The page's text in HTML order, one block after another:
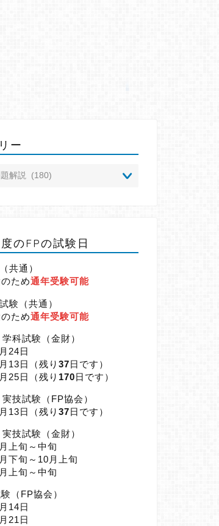
ー
のFPの試験日
共通）
ため通年受験可能
験（共通）
ため通年受験可能
科試験（金財）
24日
13日（残り 37日です）
25日（残り 170日です）
技試験（FP協会）
13日（残り 37日です）
技試験（金財）
上旬～中旬
下旬～10月上旬
上旬～中旬
（FP協会）
14日
21日